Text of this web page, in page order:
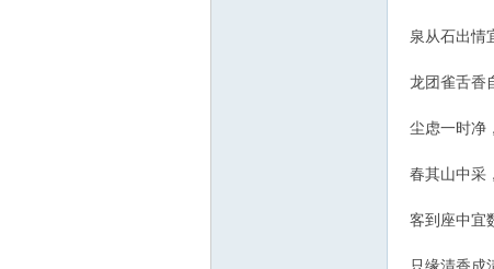
泉从石出情
龙团雀舌香
尘虑一时净
春其山中采
客到座中宜